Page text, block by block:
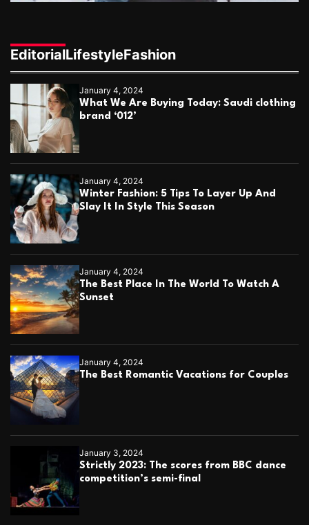
EditorialLifestyleFashion
January 4, 2024
What We Are Buying Today: Saudi clothing
brand ‘012’
January 4, 2024
Winter Fashion: 5 Tips To Layer Up And
Slay It In Style This Season
January 4, 2024
The Best Place In The World To Watch A
Sunset
January 4, 2024
The Best Romantic Vacations for Couples
January 3, 2024
Strictly 2023: The scores from BBC dance
competition’s semi-final